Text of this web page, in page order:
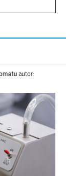
autor: